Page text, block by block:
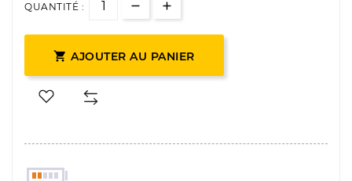
QUANTITÉ :
 AJOUTER AU PANIER